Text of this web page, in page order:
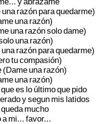
una razón paraquedarme)
una razón)
una razónsolodame)
una razón)
una razón paraquedarme)
tucompasión)
(Dame una razón)
una razón)
quees lo últimoque pido
ysegun mis latidos
queda mucho
a mi... favor...